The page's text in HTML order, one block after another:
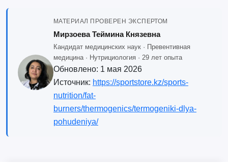
МАТЕРИАЛ ПРОВЕРЕН ЭКСПЕРТОМ
Мирзоева Теймина Князевна
Кандидат медицинских наук · Превентивная
медицина · Нутрициология · 29 лет опыта
Обновлено: 1 мая 2026
Источник: https://sportstore.kz/sports-
nutrition/fat-
burners/thermogenics/termogeniki-dlya-
pohudeniya/